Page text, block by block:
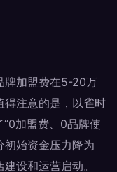
牌加盟费在5-20万
得注意的是，以雀时
加盟费、0品牌使
初始资金压力降为
设和运营启动。